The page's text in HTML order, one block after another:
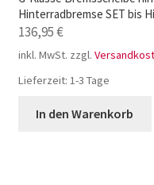
Hinterradbremse SET bis
136,95€
inkl. MwSt. zzgl.
Lieferzeit: 1-3 Tage
In den Warenkorb